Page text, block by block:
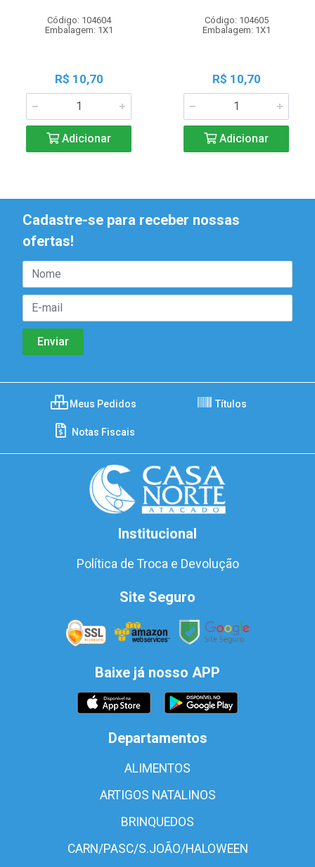
Código: 104604
Embalagem: 1X1
R$ 10,70
Adicionar
Código: 104605
Embalagem: 1X1
R$ 10,70
Adicionar
Cadastre-se para receber nossas
ofertas!
Meus Pedidos Títulos
Notas Fiscais
Institucional
Política de Troca e Devolução
Site Seguro
Baixe já nosso APP
Departamentos
ALIMENTOS
ARTIGOS NATALINOS
BRINQUEDOS
CARN/PASC/S.JOÃO/HALOWEEN